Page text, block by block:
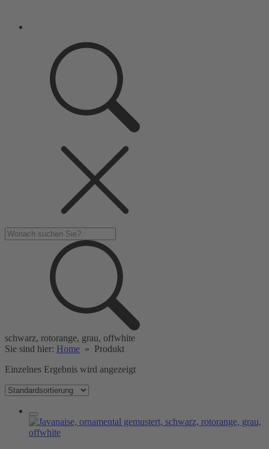
schwarz, rotorange, grau, offwhite
Sie sind hier: Home » Produkt
Einzelnes Ergebnis wird angezeigt